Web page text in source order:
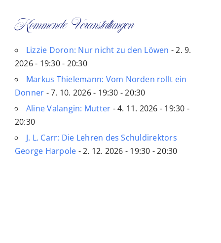
Kommende Veranstaltungen
Lizzie Doron: Nur nicht zu den Löwen - 2. 9.
2026 - 19:30 - 20:30
Markus Thielemann: Vom Norden rollt ein
Donner - 7. 10. 2026 - 19:30 - 20:30
Aline Valangin: Mutter - 4. 11. 2026 - 19:30 -
20:30
J. L. Carr: Die Lehren des Schuldirektors
George Harpole - 2. 12. 2026 - 19:30 - 20:30